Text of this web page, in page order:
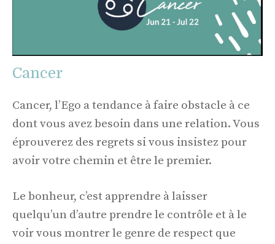
Cancer
Cancer, l’Ego a tendance à faire obstacle à ce
dont vous avez besoin dans une relation. Vous
éprouverez des regrets si vous insistez pour
avoir votre chemin et être le premier.
Le bonheur, c’est apprendre à laisser
quelqu’un d’autre prendre le contrôle et à le
voir vous montrer le genre de respect que